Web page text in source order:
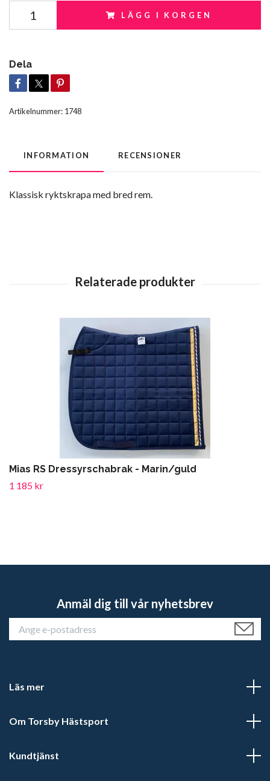
LÄGG I KORGEN
Dela
Artikelnummer: 1748
INFORMATION RECENSIONER
Klassisk ryktskrapa med bred rem.
Mias RS Dressyrschabrak - Marin/guld
1 185 kr
Anmäl dig till vår nyhetsbrev
Läs mer
Om Torsby Hästsport
Kundtjänst